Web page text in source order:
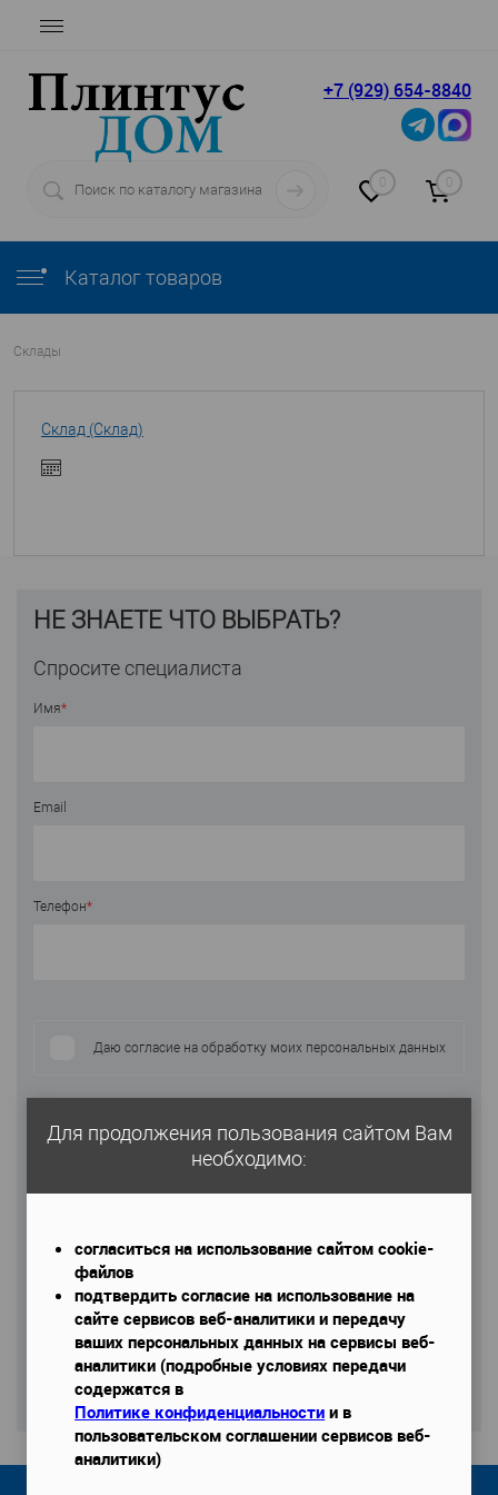
+7 (929) 654-8840
0 0
Каталог товаров
Склады
Склад (Склад)
НЕ ЗНАЕТЕ ЧТО ВЫБРАТЬ?
Спросите специалиста
Имя*
Email
Телефон*
Даю согласие на обработку моих персональных данных
Ваши данные в безопасности и не будут переданы третьим лицам
согласно ФЗ № 152 «О защите персональных данных»
Для продолжения пользования сайтом Вам
необходимо:
согласиться на использование сайтом cookie-
файлов
подтвердить согласие на использование на
сайте сервисов веб-аналитики и передачу
ваших персональных данных на сервисы веб-
аналитики (подробные условиях передачи
содержатся в
Политике конфиденциальности и в
пользовательском соглашении сервисов веб-
аналитики)